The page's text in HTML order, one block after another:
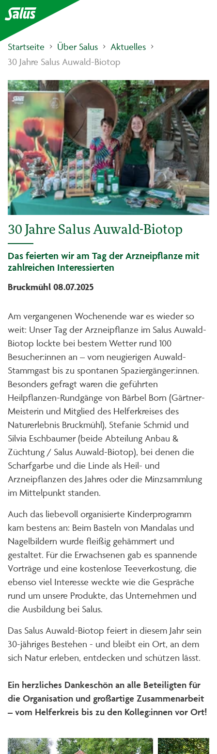
Startseite Über Salus
Aktuelles
30 Jahre Salus Auwald-Biotop
30 Jahre Salus Auwald-Biotop
Das feierten wir am Tag der Arzneipflanze mit
zahlreichen Interessierten
Bruckmühl 08.07.2025
Am vergangenen Wochenende war es wieder so
weit: Unser Tag der Arzneipflanze im Salus Auwald-
Biotop lockte bei bestem Wetter rund 100
Besucher:innen an – vom neugierigen Auwald-
Stammgast bis zu spontanen Spaziergänger:innen.
Besonders gefragt waren die geführten
Heilpflanzen-Rundgänge von Bärbel Born (Gärtner-
Meisterin und Mitglied des Helferkreises des
Naturerlebnis Bruckmühl), Stefanie Schmid und
Silvia Eschbaumer (beide Abteilung Anbau &
Züchtung / Salus Auwald-Biotop), bei denen die
Scharfgarbe und die Linde als Heil- und
Arzneipflanzen des Jahres oder die Minzsammlung
im Mittelpunkt standen.
Auch das liebevoll organisierte Kinderprogramm
kam bestens an: Beim Basteln von Mandalas und
Nagelbildern wurde fleißig gehämmert und
gestaltet. Für die Erwachsenen gab es spannende
Vorträge und eine kostenlose Teeverkostung, die
ebenso viel Interesse weckte wie die Gespräche
rund um unsere Produkte, das Unternehmen und
die Ausbildung bei Salus.
Das Salus Auwald-Biotop feiert in diesem Jahr sein
30-jähriges Bestehen - und bleibt ein Ort, an dem
sich Natur erleben, entdecken und schützen lässt.
Ein herzliches Dankeschön an alle Beteiligten für
die Organisation und großartige Zusammenarbeit
– vom Helferkreis bis zu den Kolleg:innen vor Ort!